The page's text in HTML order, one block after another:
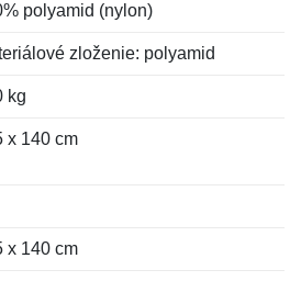
polyamid (nylon)
zloženie: polyamid
kg
x 140 cm
x 140 cm